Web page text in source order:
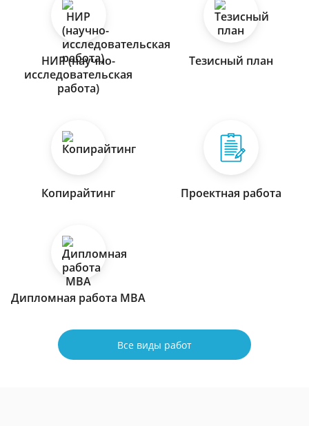
НИР (научно-
исследовательская
работа)
Тезисный план
Копирайтинг Проектная работа
Дипломная работа МВА
Все виды работ